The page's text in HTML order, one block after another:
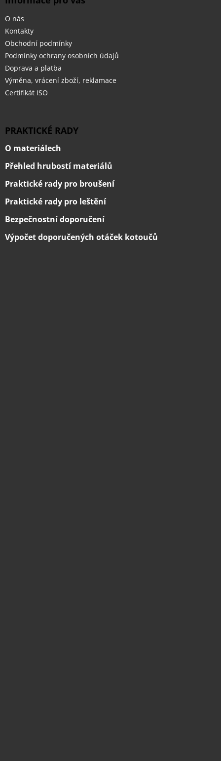
O nás
Kontakty
Obchodní podmínky
Podmínky ochrany osobních údajů
Doprava a platba
Výměna, vrácení zboží, reklamace
Certifikát ISO
PRAKTICKÉ RADY
O materiálech
Přehled hrubostí materiálů
Praktické rady pro broušení
Praktické rady pro leštění
Bezpečnostní doporučení
Výpočet doporučených otáček kotoučů